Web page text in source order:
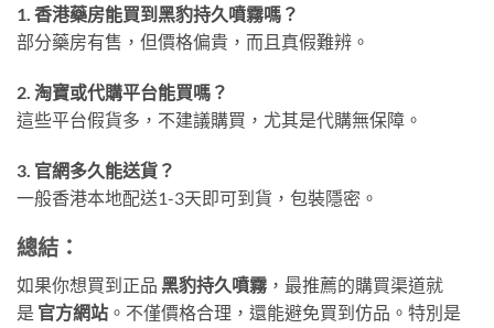
1. 香港藥房能買到黑豹持久噴霧嗎？
部分藥房有售，但價格偏貴，而且真假難辨。
2. 淘寶或代購平台能買嗎？
這些平台假貨多，不建議購買，尤其是代購無保障。
3. 官網多久能送貨？
一般香港本地配送1-3天即可到貨，包裝隱密。
總結：
如果你想買到正品 黑豹持久噴霧 ，最推薦的購買渠道就
是 官方網站 。不僅價格合理，還能避免買到仿品。特別是